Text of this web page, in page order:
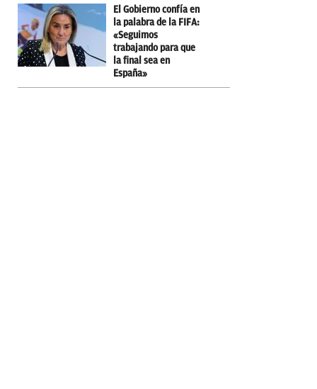
El Gobierno confía en
la palabra de la FIFA:
«Seguimos
trabajando para que
la final sea en
España»